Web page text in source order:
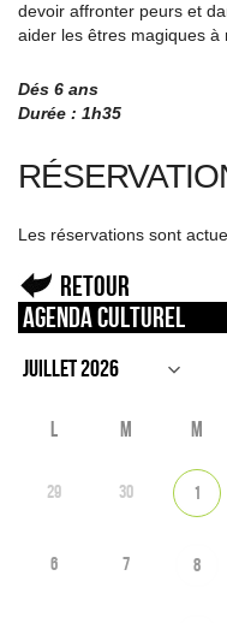
devoir affronter peurs et
aider les êtres magiques à
Dés 6 ans
Durée : 1h35
Les réservations sont
Retour
Agenda culturel
L M M
29 30 1
6 7 8